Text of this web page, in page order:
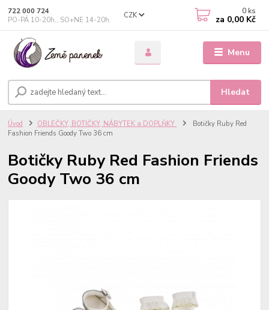
Menu
CZK
Hledat
722 000 724
PO-PÁ 10-20h., SO+NE 14-20h.
0 ks
za 0,00 Kč
Úvod OBLEČKY, BOTIČKY, NÁBYTEK a DOPLŇKY
Botičky Ruby Red
Fashion Friends Goody Two 36 cm
Botičky Ruby Red Fashion Friends
Goody Two 36 cm